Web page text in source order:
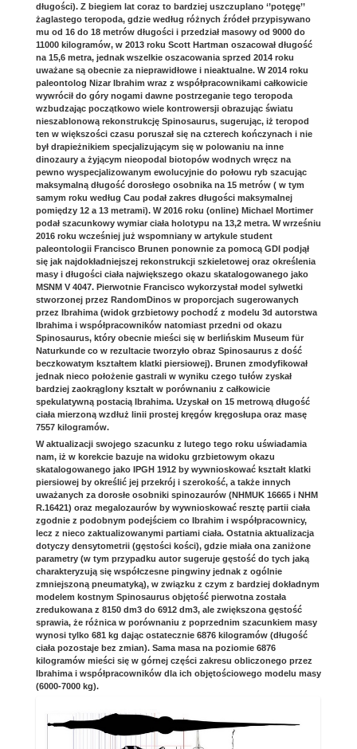
długości). Z biegiem lat coraz to bardziej uszczuplano ‘’potęgę’’
żaglastego teropoda, gdzie według różnych źródeł przypisywano
mu od 16 do 18 metrów długości i przedział masowy od 9000 do
11000 kilogramów, w 2013 roku Scott Hartman oszacował długość
na 15,6 metra, jednak wszelkie oszacowania sprzed 2014 roku
uważane są obecnie za nieprawidłowe i nieaktualne. W 2014 roku
paleontolog Nizar Ibrahim wraz z współpracownikami całkowicie
wywrócił do góry nogami dawne postrzeganie tego teropoda
wzbudzając początkowo wiele kontrowersji obrazując światu
nieszablonową rekonstrukcję Spinosaurus, sugerując, iż teropod
ten w większości czasu poruszał się na czterech kończynach i nie
był drapieżnikiem specjalizującym się w polowaniu na inne
dinozaury a żyjącym nieopodal biotopów wodnych wręcz na
pewno wyspecjalizowanym ewolucyjnie do połowu ryb szacując
maksymalną długość dorosłego osobnika na 15 metrów ( w tym
samym roku według Cau podał zakres długości maksymalnej
pomiędzy 12 a 13 metrami). W 2016 roku (online) Michael Mortimer
podał szacunkowy wymiar ciała holotypu na 13,2 metra. W wrześniu
2016 roku wcześniej już wspomniany w artykule student
paleontologii Francisco Brunen ponownie za pomocą GDI podjął
się jak najdokładniejszej rekonstrukcji szkieletowej oraz określenia
masy i długości ciała największego okazu skatalogowanego jako
MSNM V 4047. Pierwotnie Francisco wykorzystał model sylwetki
stworzonej przez RandomDinos w proporcjach sugerowanych
przez Ibrahima (widok grzbietowy pochodź z modelu 3d autorstwa
Ibrahima i współpracowników natomiast przedni od okazu
Spinosaurus, który obecnie mieści się w berlińskim Museum für
Naturkunde co w rezultacie tworzyło obraz Spinosaurus z dość
beczkowatym kształtem klatki piersiowej). Brunen zmodyfikował
jednak nieco położenie gastrali w wyniku czego tułów zyskał
bardziej zaokrąglony kształt w porównaniu z całkowicie
spekulatywną postacią Ibrahima. Uzyskał on 15 metrową długość
ciała mierzoną wzdłuż linii prostej kręgów kręgosłupa oraz masę
7557 kilogramów.
W aktualizacji swojego szacunku z lutego tego roku uświadamia
nam, iż w korekcie bazuje na widoku grzbietowym okazu
skatalogowanego jako IPGH 1912 by wywnioskować kształt klatki
piersiowej by określić jej przekrój i szerokość, a także innych
uważanych za dorosłe osobniki spinozaurów (NHMUK 16665 i NHM
R.16421) oraz megalozaurów by wywnioskować resztę partii ciała
zgodnie z podobnym podejściem co Ibrahim i współpracownicy,
lecz z nieco zaktualizowanymi partiami ciała. Ostatnia aktualizacja
dotyczy densytometrii (gęstości kości), gdzie miała ona zaniżone
parametry (w tym przypadku autor sugeruje gęstość do tych jaką
charakteryzują się współczesne pingwiny jednak z ogólnie
zmniejszoną pneumatyką), w związku z czym z bardziej dokładnym
modelem kostnym Spinosaurus objętość pierwotna została
zredukowana z 8150 dm3 do 6912 dm3, ale zwiększona gęstość
sprawia, że różnica w porównaniu z poprzednim szacunkiem masy
wynosi tylko 681 kg dając ostatecznie 6876 kilogramów (długość
ciała pozostaje bez zmian). Sama masa na poziomie 6876
kilogramów mieści się w górnej części zakresu obliczonego przez
Ibrahima i współpracowników dla ich objętościowego modelu masy
(6000-7000 kg).